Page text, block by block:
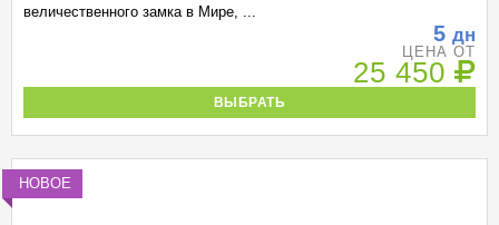
величественного замка в Мире, ...
5 дн
ЦЕНА ОТ
25 450
ВЫБРАТЬ
НОВОЕ